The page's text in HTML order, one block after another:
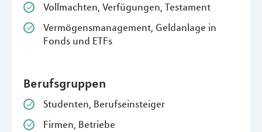
Vollmachten, Verfügungen, Testament
Vermögensmanagement, Geldanlage in
Fonds und ETFs
Berufsgruppen
Studenten, Berufseinsteiger
Firmen, Betriebe